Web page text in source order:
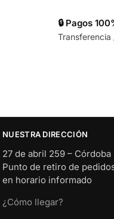
🔒 Pagos
Transferencia
NUESTRA DIRECCIÓN
27 de abril 259 – Córdoba
Punto de retiro de
en horario informado
¿Cómo llegar?